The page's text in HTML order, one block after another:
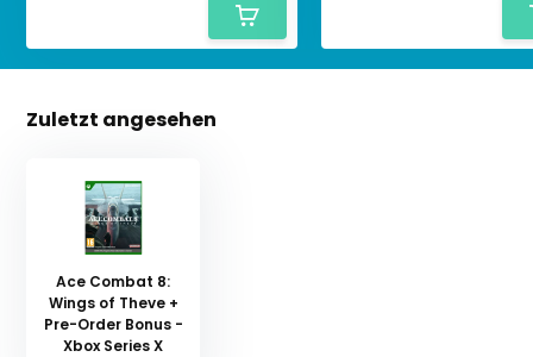
Zuletzt angesehen
Ace Combat 8:
Wings of Theve +
Pre-Order Bonus -
Xbox Series X